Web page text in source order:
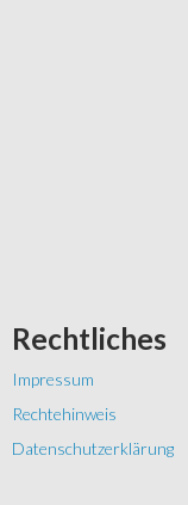
Rechtliches
Impressum
Rechtehinweis
Datenschutzerklärung